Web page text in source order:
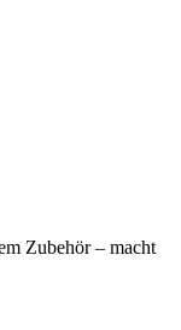
Zubehör – macht